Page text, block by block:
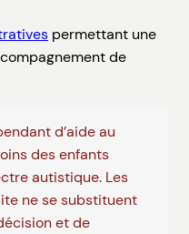
permettant une
de
d’aide au
des enfants
autistique. Les
ne se substituent
et de